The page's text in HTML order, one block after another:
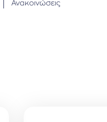
Ανακοινώσεις